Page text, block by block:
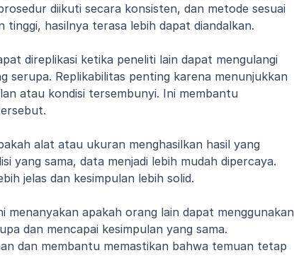
diikuti secara konsisten, dan metode sesuai
hasilnya terasa lebih dapat diandalkan.
direplikasi ketika peneliti lain dapat mengulangi
serupa. Replikabilitas penting karena menunjukkan
atau kondisi tersembunyi. Ini membantu
alat atau ukuran menghasilkan hasil yang
yang sama, data menjadi lebih mudah dipercaya.
jelas dan kesimpulan lebih solid.
menanyakan apakah orang lain dapat menggunakan
dan mencapai kesimpulan yang sama.
dan membantu memastikan bahwa temuan tetap